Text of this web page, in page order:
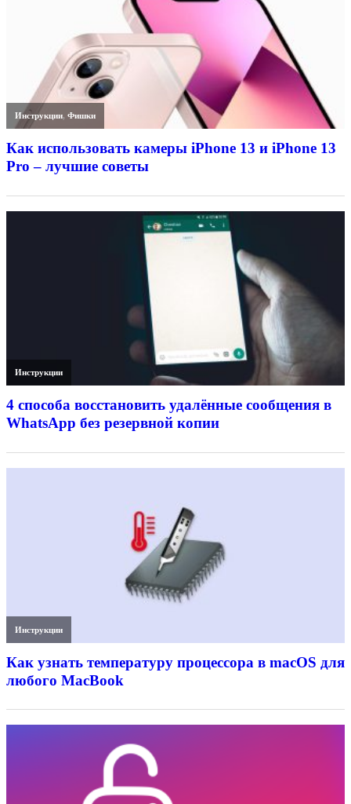
Инструкции,Фишки
Как использовать камеры iPhone 13 и iPhone 13
Pro – лучшие советы
Инструкции
4 способа восстановить удалённые сообщения в
WhatsApp без резервной копии
Инструкции
Как узнать температуру процессора в macOS для
любого MacBook